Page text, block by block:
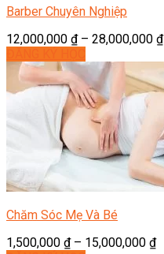
Barber Chuyên Nghiệp
12,000,000 ₫– 28,000,000 ₫
Chăm Sóc Mẹ Và Bé
1,500,000 ₫– 15,000,000 ₫